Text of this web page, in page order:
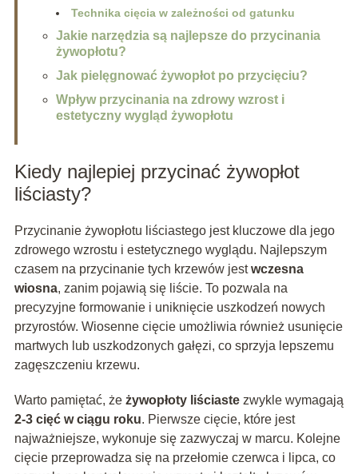
Technika cięcia w zależności od gatunku
Jakie narzędzia są najlepsze do przycinania
żywopłotu?
Jak pielęgnować żywopłot po przycięciu?
Wpływ przycinania na zdrowy wzrost i
estetyczny wygląd żywopłotu
Kiedy najlepiej przycinać żywopłot
liściasty?
Przycinanie żywopłotu liściastego jest kluczowe dla jego
zdrowego wzrostu i estetycznego wyglądu. Najlepszym
czasem na przycinanie tych krzewów jestwczesna
wiosna, zanim pojawią się liście. To pozwala na
precyzyjne formowanie i uniknięcie uszkodzeń nowych
przyrostów. Wiosenne cięcie umożliwia również usunięcie
martwych lub uszkodzonych gałęzi, co sprzyja lepszemu
zagęszczeniu krzewu.
Warto pamiętać, że żywopłoty liściastezwykle wymagają
2-3 cięć w ciągu roku. Pierwsze cięcie, które jest
najważniejsze, wykonuje się zazwyczaj w marcu. Kolejne
cięcie przeprowadza się na przełomie czerwca i lipca, co